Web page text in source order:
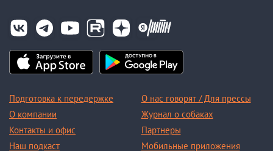
Подготовка к передержке
О компании
Контакты и офис
Наш подкаст
О нас говорят / Для прессы
Журнал о собаках
Партнеры
Мобильные приложения